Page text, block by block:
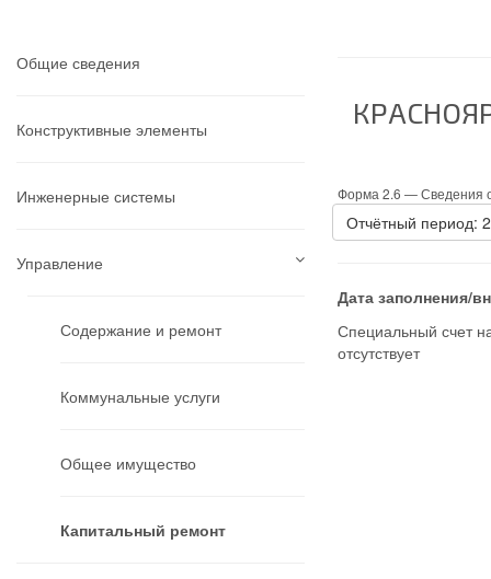
Общие сведения
Конструктивные элементы
Инженерные системы
Управление
Содержание и ремонт
Коммунальные услуги
Общее имущество
Капитальный ремонт
Форма 2.6 —Сведения
Отчётный период:
Дата заполнения/
Специальный счет
отсутствует